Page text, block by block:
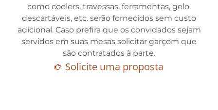
como coolers, travessas, ferramentas, gelo,
descartáveis, etc. serão fornecidos sem custo
adicional. Caso prefira que os convidados sejam
servidos em suas mesas solicitar garçom que
são contratados à parte.
Solicite uma proposta